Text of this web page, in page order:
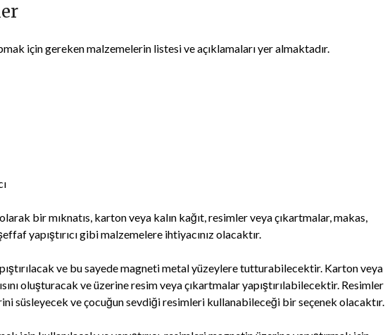
için gereken malzemelerin listesi ve açıklamaları yer almaktadır.
bir mıknatıs, karton veya kalın kağıt, resimler veya çıkartmalar, makas,
yapıştırıcı gibi malzemelere ihtiyacınız olacaktır.
ve bu sayede magneti metal yüzeylere tutturabilecektir. Karton veya
oluşturacak ve üzerine resim veya çıkartmalar yapıştırılabilecektir. Resimler
süsleyecek ve çocuğun sevdiği resimleri kullanabileceği bir seçenek olacaktır.